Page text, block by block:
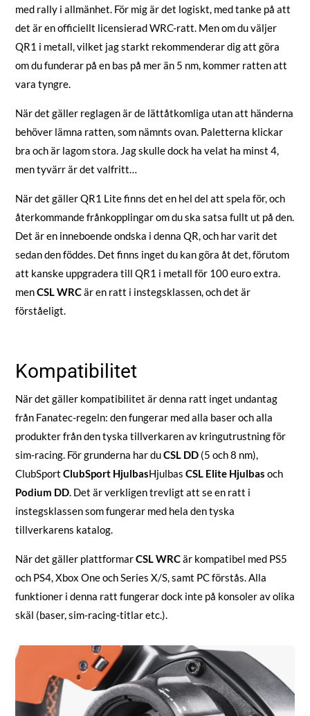
med rally i allmänhet. För mig är det logiskt, med tanke på att
det är en officiellt licensierad WRC-ratt. Men om du väljer
QR1 i metall, vilket jag starkt rekommenderar dig att göra
om du funderar på en bas på mer än 5 nm, kommer ratten att
vara tyngre.
När det gäller reglagen är de lättåtkomliga utan att händerna
behöver lämna ratten, som nämnts ovan. Paletterna klickar
bra och är lagom stora. Jag skulle dock ha velat ha minst 4,
men tyvärr är det valfritt…
När det gäller QR1 Lite finns det en hel del att spela för, och
återkommande frånkopplingar om du ska satsa fullt ut på den.
Det är en inneboende ondska i denna QR, och har varit det
sedan den föddes. Det finns inget du kan göra åt det, förutom
att kanske uppgradera till QR1 i metall för 100 euro extra.
menCSL WRCär en ratt i instegsklassen, och det är
förståeligt.
Kompatibilitet
När det gäller kompatibilitet är denna ratt inget undantag
från Fanatec-regeln: den fungerar med alla baser och alla
produkter från den tyska tillverkaren av kringutrustning för
sim-racing. För grunderna har duCSL DD(5 och 8 nm),
ClubSport ClubSport HjulbasHjulbas CSL Elite Hjulbas och
Podium DD. Det är verkligen trevligt att se en ratt i
instegsklassen som fungerar med hela den tyska
tillverkarens katalog.
När det gäller plattformarCSL WRCär kompatibel med PS5
och PS4, Xbox One och Series X/S, samt PC förstås. Alla
funktioner i denna ratt fungerar dock inte på konsoler av olika
skäl (baser, sim-racing-titlar etc.).